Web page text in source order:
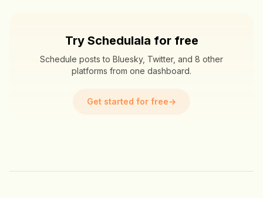
Try Schedulala for free
Schedule posts to Bluesky, Twitter, and 8 other
platforms from one dashboard.
Get started for free→